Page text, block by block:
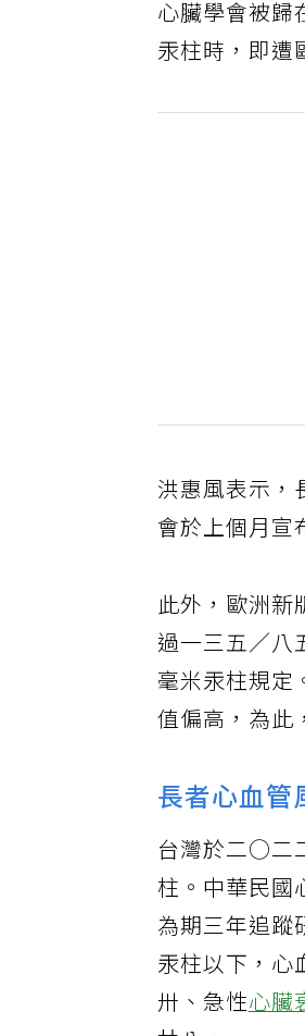
心臟學會被
汞柱時，即遭
洪惠風表示，
會於上個月宣
此外，歐洲新
過一三五／
毫米汞柱規定
值偏高，為此
長者心血管
台灣於二○二
柱。中華民國
為期三年追蹤
汞柱以下，心
卅、急性心臟